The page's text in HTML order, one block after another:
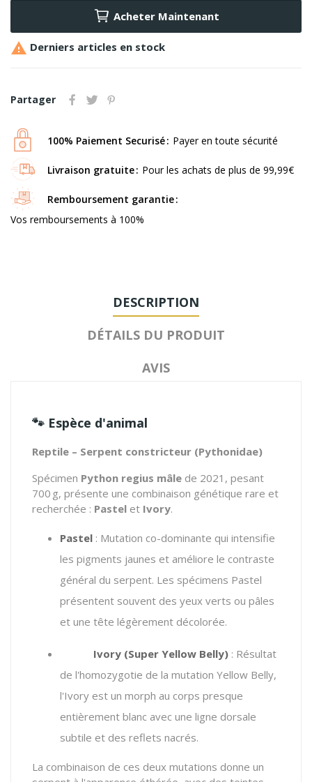
Acheter Maintenant
 Derniers articles en stock
Partager
100% Paiement Securisé Payer en toute sécurité
Livraison gratuite Pour les achats de plus de 99,99€
Remboursement garantie
Vos remboursements à 100%
DESCRIPTION
DÉTAILS DU PRODUIT
AVIS
🐾 Espèce d'animal
Reptile – Serpent constricteur (Pythonidae)
Spécimen Python regius mâle de 2021, pesant
700 g, présente une combinaison génétique rare et
recherchée : Pastel et Ivory.
Pastel : Mutation co-dominante qui intensifie
les pigments jaunes et améliore le contraste
général du serpent. Les spécimens Pastel
présentent souvent des yeux verts ou pâles
et une tête légèrement décolorée.
Ivory (Super Yellow Belly) : Résultat
de l'homozygotie de la mutation Yellow Belly,
l'Ivory est un morph au corps presque
entièrement blanc avec une ligne dorsale
subtile et des reflets nacrés.
La combinaison de ces deux mutations donne un